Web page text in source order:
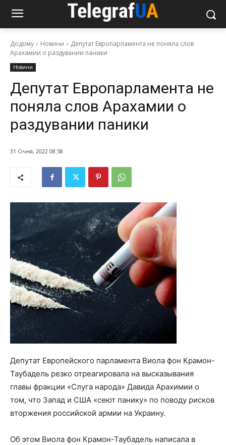
Додому Новини
Депутат Европарламента не поняла слов
Арахамии о раздувании паники
Новини
Депутат Европарламента не
поняла слов Арахамии о
раздувании паники
31 Січня, 2022 08:58
Депутат Европейского парламента Виола фон Крамон-
Таубадель резко отреагировала на высказывания
главы фракции «Слуга народа» Давида Арахимии о
том, что Запад и США «сеют панику» по поводу рисков
вторжения российской армии на Украину.
Об этом Виола фон Крамон-Таубадель написала в